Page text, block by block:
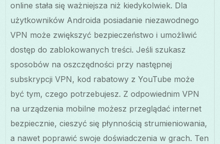
online stała się ważniejsza niż kiedykolwiek. Dla
użytkowników Androida posiadanie niezawodnego
VPN może zwiększyć bezpieczeństwo i umożliwić
dostęp do zablokowanych treści. Jeśli szukasz
sposobów na oszczędności przy następnej
subskrypcji VPN, kod rabatowy z YouTube może
być tym, czego potrzebujesz. Z odpowiednim VPN
na urządzenia mobilne możesz przeglądać internet
bezpiecznie, cieszyć się płynnością strumieniowania,
a nawet poprawić swoje doświadczenia w grach. Ten